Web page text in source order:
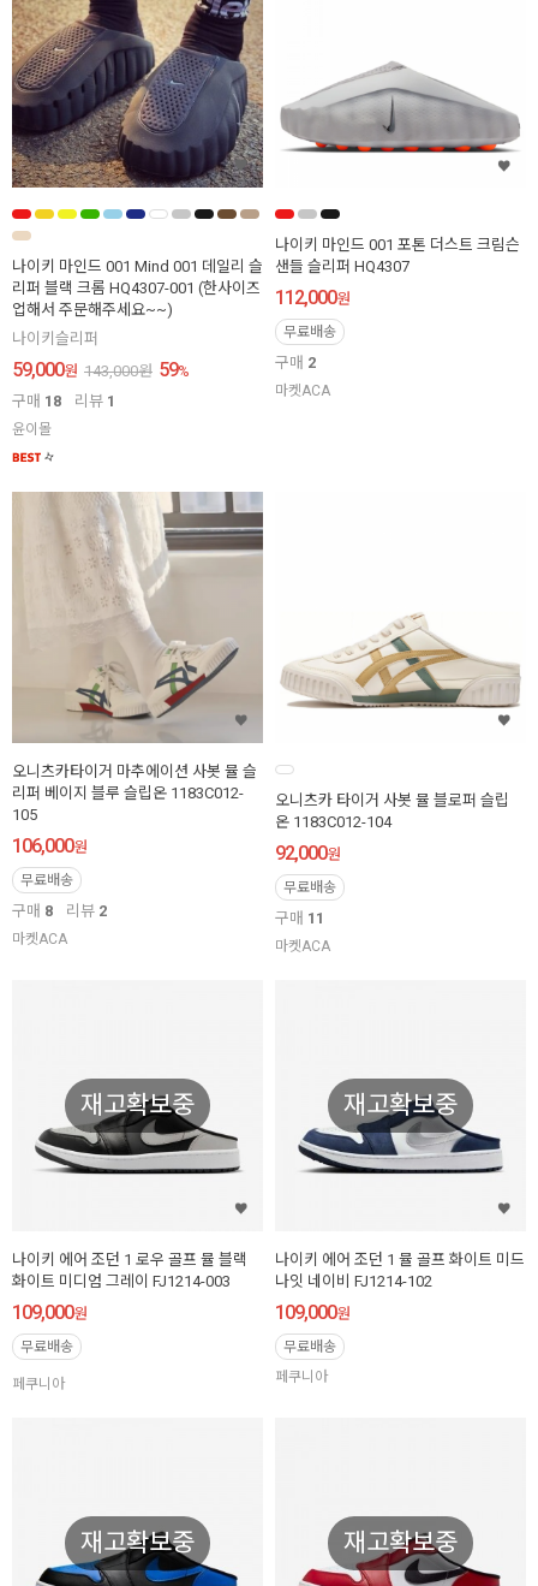
나이키 마인드 001 Mind 001 데일리 슬
리퍼 블랙 크롬 HQ4307-001 (한사이즈
업해서 주문해주세요~~)
나이키슬리퍼
59,000원 143,000원 59%
구매 18 리뷰 1
윤이몰
나이키 마인드 001 포톤 더스트 크림슨
샌들 슬리퍼 HQ4307
112,000원
무료배송
구매 2
마켓ACA
오니츠카타이거 마추에이션 사봇 뮬 슬
리퍼 베이지 블루 슬립온 1183C012-
105
106,000원
무료배송
구매 8 리뷰 2
마켓ACA
오니츠카 타이거 사봇 뮬 블로퍼 슬립
온 1183C012-104
92,000원
무료배송
구매 11
마켓ACA
재고확보중
나이키 에어 조던 1 로우 골프 뮬 블랙
화이트 미디엄 그레이 FJ1214-003
109,000원
무료배송
페쿠니아
재고확보중
나이키 에어 조던 1 뮬 골프 화이트 미드
나잇 네이비 FJ1214-102
109,000원
무료배송
페쿠니아
재고확보중 재고확보중